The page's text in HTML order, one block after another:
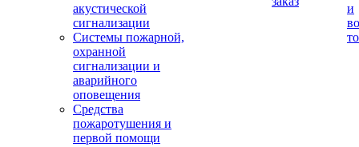
акустической
сигнализации
Системы пожарной,
охранной
сигнализации и
аварийного
оповещения
Средства
пожаротушения и
первой помощи
и